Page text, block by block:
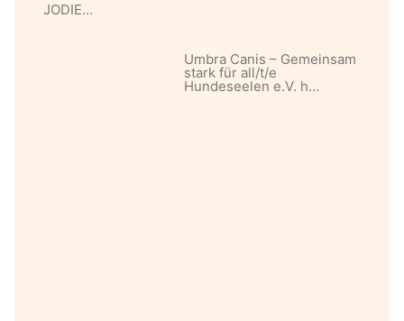
JODIE…
Umbra Canis – Gemeinsam
stark für all/t/e
Hundeseelen e.V. h…